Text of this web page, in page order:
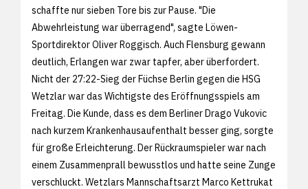
schaffte nur sieben Tore bis zur Pause. "Die
Abwehrleistung war überragend", sagte Löwen-
Sportdirektor Oliver Roggisch. Auch Flensburg gewann
deutlich, Erlangen war zwar tapfer, aber überfordert.
Nicht der 27:22-Sieg der Füchse Berlin gegen die HSG
Wetzlar war das Wichtigste des Eröffnungsspiels am
Freitag. Die Kunde, dass es dem Berliner Drago Vukovic
nach kurzem Krankenhausaufenthalt besser ging, sorgte
für große Erleichterung. Der Rückraumspieler war nach
einem Zusammenprall bewusstlos und hatte seine Zunge
verschluckt. Wetzlars Mannschaftsarzt Marco Kettrukat